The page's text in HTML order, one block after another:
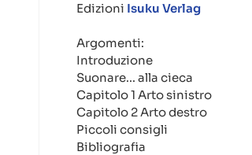
Edizioni Isuku Verlag
Argomenti:
Introduzione
Suonare... alla cieca
Capitolo 1 Arto sinistro
Capitolo 2 Arto destro
Piccoli consigli
Bibliografia